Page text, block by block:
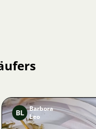
BL
Barbora
Leo